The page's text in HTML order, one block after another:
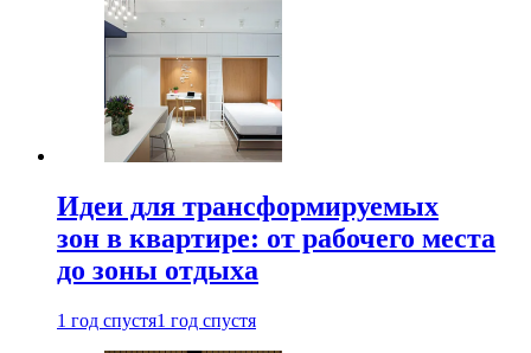
Идеи для трансформируемых
зон в квартире: от рабочего места
до зоны отдыха
1 год спустя1 год спустя